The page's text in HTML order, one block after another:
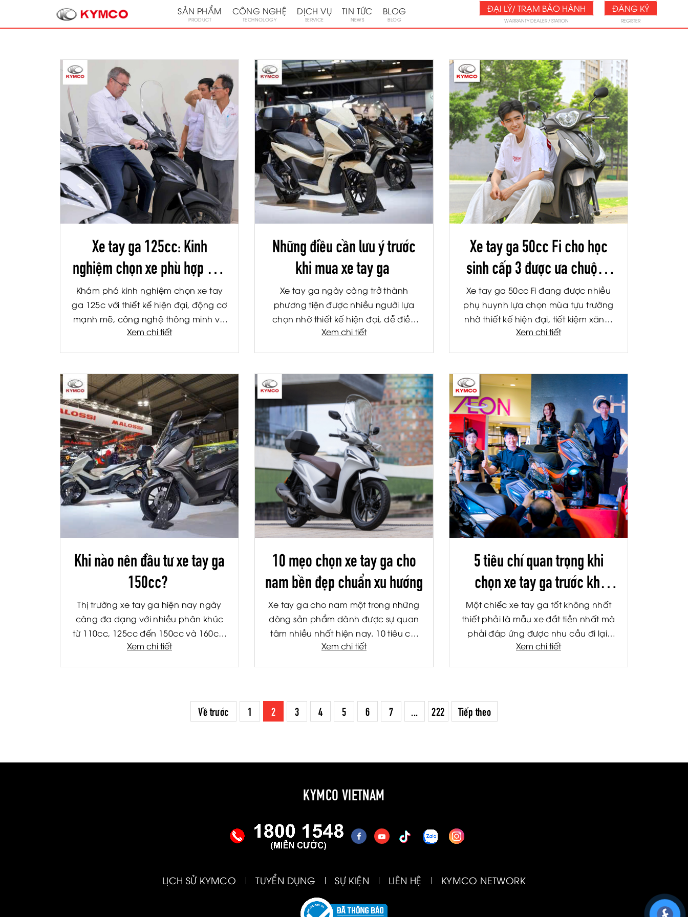
SẢN PHẨM
PRODUCT
CÔNG NGHỆ
TECHNOLOGY
DỊCH VỤ
SERVICE
TIN TỨC
NEWS
BLOG
BLOG
ĐẠI LÝ/ TRẠM BẢO HÀNH
WARRANTY DEALER / STATION
ĐĂNG KÝ
REGISTER
Xe tay ga 125cc: Kinh
nghiệm chọn xe phù hợp cho
nam và nữ
Khám phá kinh nghiệm chọn xe tay
ga 125c với thiết kế hiện đại, động cơ
mạnh mẽ, công nghệ thông minh và
trải nghiệm lái phù hợp cho nam và
Xem chi tiết
Những điều cần lưu ý trước
khi mua xe tay ga
Xe tay ga ngày càng trở thành
phương tiện được nhiều người lựa
chọn nhờ thiết kế hiện đại, dễ điều
khiển và tích hợp nhiều công nghệ
khác nhau, không ít người đưa ra
quyết định mua xe dựa trên cảm tính.
Kết quả là sau một thời gian sử dụng,
họ nhận ra chiếc xe không phù hợp
với nhu cầu, gây tốn kém chi phí và
ảnh hưởng đến trải nghiệm sử dụng.
Xem chi tiết
Xe tay ga 50cc Fi cho học
sinh cấp 3 được ưa chuộng
mỗi mùa tựu trường
Xe tay ga 50cc Fi đang được nhiều
phụ huynh lựa chọn mùa tựu trường
nhờ thiết kế hiện đại, tiết kiệm xăng,
dễ điều khiển và phù hợp học sinh
Xem chi tiết
Khi nào nên đầu tư xe tay ga
150cc?
Thị trường xe tay ga hiện nay ngày
càng đa dạng với nhiều phân khúc
từ 110cc, 125cc đến 150cc và 160cc.
Trong đó, dòng xe tay ga 150cc (bao
mạnh mẽ, nhiều công nghệ hiện đại
và trải nghiệm lái vượt trội.
Xem chi tiết
10 mẹo chọn xe tay ga cho
nam bền đẹp chuẩn xu hướng
Xe tay ga cho nam một trong những
dòng sản phẩm dành được sự quan
tâm nhiều nhất hiện nay. 10 tiêu chí
chọn xe tay ga dành cho nam bền
Xem chi tiết
5 tiêu chí quan trọng khi
chọn xe tay ga trước khi
mua?
Một chiếc xe tay ga tốt không nhất
thiết phải là mẫu xe đắt tiền nhất mà
phải đáp ứng được nhu cầu đi lại,
khả năng tài chính và mang đến sự
quyết định mua xe tay ga.
Xem chi tiết
Về trước 1 2 3 4 5 6 7 ... 222 Tiếp theo
KYMCO VIETNAM
LỊCH SỬ KYMCO TUYỂN DỤNG SỰ KIỆN LIÊN HỆ KYMCO NETWORK